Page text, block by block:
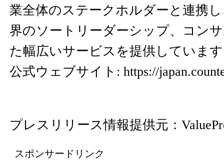
業全体のステークホルダーと連携
界のソートリーダーシップ、コン
た幅広いサービスを提供していま
公式ウェブサイト: https://
プレスリリース情報提供元：
スポンサードリンク